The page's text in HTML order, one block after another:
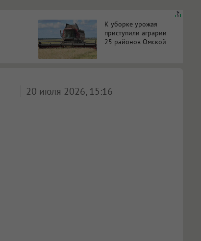
К уборке урожая
приступили аграрии
25 районов Омской
20 июля 2026, 15:16